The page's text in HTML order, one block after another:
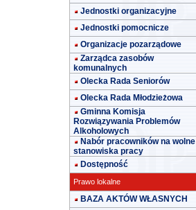
Jednostki organizacyjne
Jednostki pomocnicze
Organizacje pozarządowe
Zarządca zasobów
komunalnych
Olecka Rada Seniorów
Olecka Rada Młodzieżowa
Gminna Komisja
Rozwiązywania Problemów
Alkoholowych
Nabór pracowników na wolne
stanowiska pracy
Dostępność
Prawo lokalne
BAZA AKTÓW WŁASNYCH